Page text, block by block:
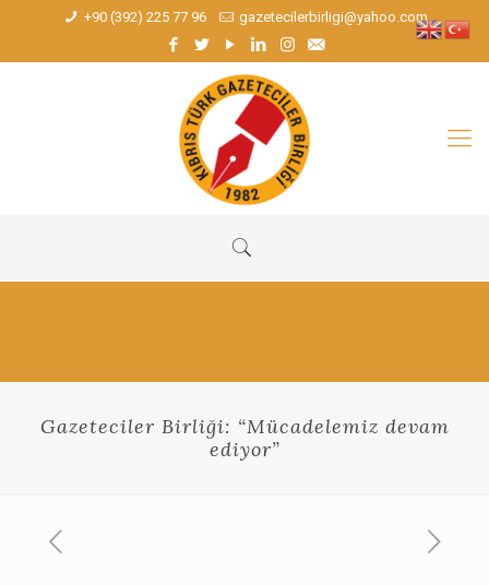
+90 (392) 225 77 96 gazetecilerbirligi@yahoo.com
Gazeteciler Birliği: “Mücadelemiz devam
ediyor”